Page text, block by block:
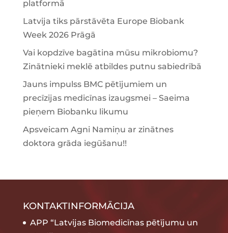
platformā
Latvija tiks pārstāvēta Europe Biobank
Week 2026 Prāgā
Vai kopdzīve bagātina mūsu mikrobiomu?
Zinātnieki meklē atbildes putnu sabiedrībā
Jauns impulss BMC pētījumiem un
precīzijas medicīnas izaugsmei – Saeima
pieņem Biobanku likumu
Apsveicam Agni Namiņu ar zinātnes
doktora grāda iegūšanu!!
KONTAKTINFORMĀCIJA
APP “Latvijas Biomedicīnas pētījumu un